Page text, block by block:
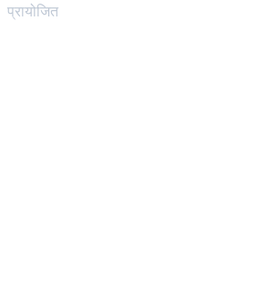
प्रायोजित